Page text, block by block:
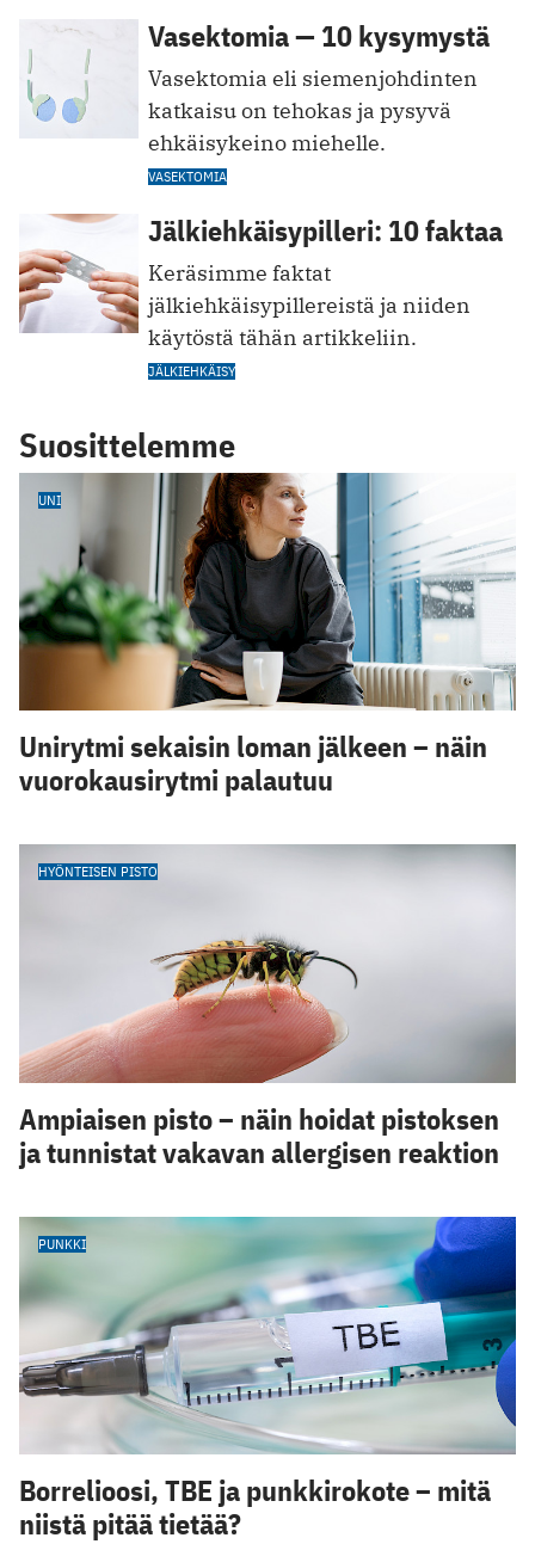
Vasektomia — 10 kysymystä
Vasektomia eli siemenjohdinten
katkaisu on tehokas ja pysyvä
ehkäisykeino miehelle.
VASEKTOMIA
Jälkiehkäisypilleri: 10 faktaa
Keräsimme faktat
jälkiehkäisypillereistä ja niiden
käytöstä tähän artikkeliin.
JÄLKIEHKÄISY
Suosittelemme
UNI
Unirytmi sekaisin loman jälkeen – näin
vuorokausirytmi palautuu
HYÖNTEISEN PISTO
Ampiaisen pisto – näin hoidat pistoksen
ja tunnistat vakavan allergisen reaktion
PUNKKI
Borrelioosi, TBE ja punkkirokote – mitä
niistä pitää tietää?